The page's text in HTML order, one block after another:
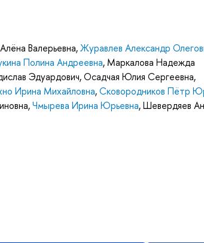
Валерьевна,Журавлев Александр
Полина Андреевна, Маркалова Надежда
Эдуардович,Осадчая Юлия Сергеевна,
Ирина Михайловна,Сковородников Пётр
,Чмырева Ирина Юрьевна,Шевердяев